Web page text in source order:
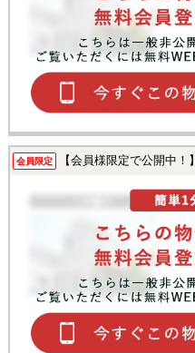
会員限定 【会員様限定で公開中！】